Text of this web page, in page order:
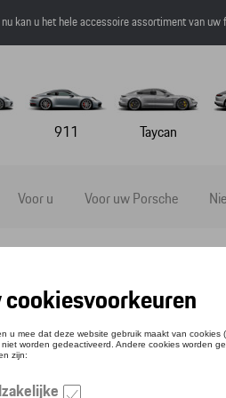
kan u het hele accessoire assortiment van
911 Taycan
Voor u Voor uw Porsche
POLO-SHIRT -
Referentie: